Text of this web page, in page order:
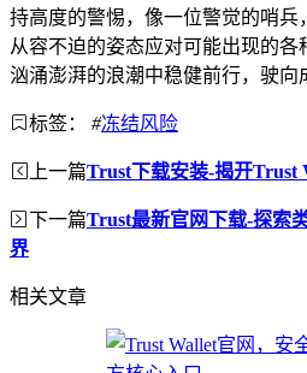
持高度的警惕，像一位警觉的哨兵
从容不迫的姿态应对可能出现的
汹涌澎湃的浪潮中稳健前行，驶向
标签： #冻结风险
上一篇Trust下载安装-揭开Trust
下一篇Trust最新官网下载-探索
界
相关文章